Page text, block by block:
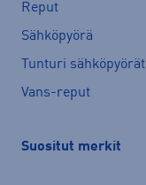
Reput
Sähköpyörä
Tunturi sähköpyörät
Vans-reput
Suositut merkit